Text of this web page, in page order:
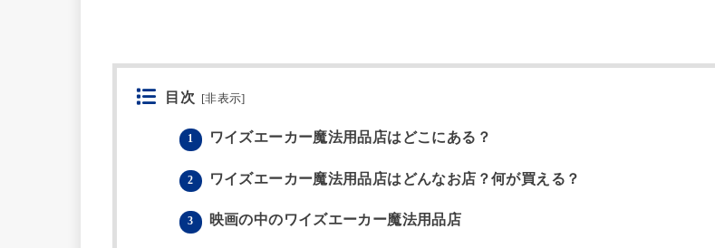
目次 [非表示]
1 ワイズエーカー魔法用品店はどこにある？
2 ワイズエーカー魔法用品店はどんなお店？何が買える？
3 映画の中のワイズエーカー魔法用品店